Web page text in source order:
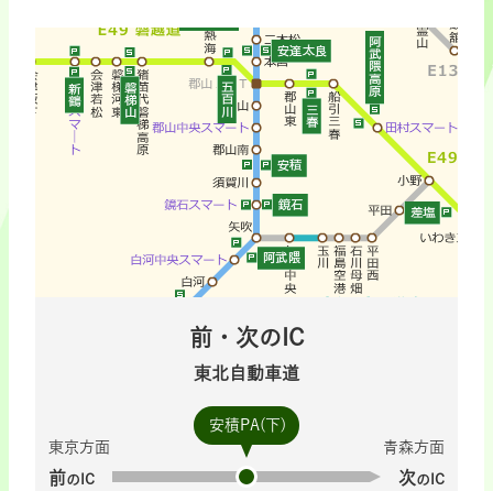
前・次のIC
東北自動車道
安積PA(下)
東京方面
前のIC
青森方面
次のIC